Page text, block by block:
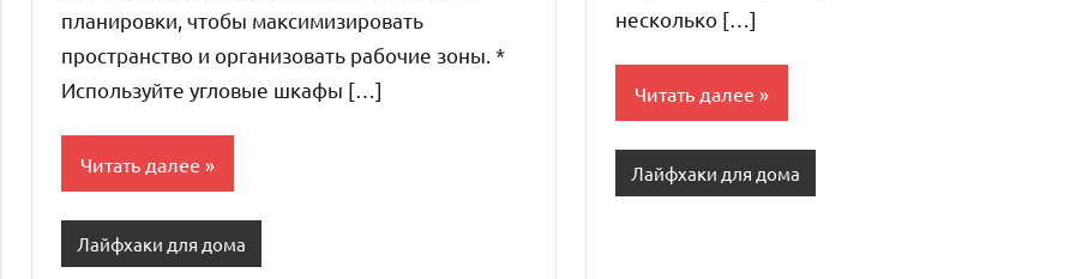
планировки, чтобы максимизировать
пространство и организовать рабочие зоны. *
Используйте угловые шкафы […]
Читать далее
Лайфхаки для дома
несколько […]
Читать далее
Лайфхаки для дома